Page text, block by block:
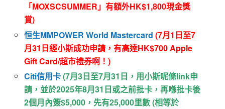
「MOXSCSUMMER」有額外HK$1,800現金獎
賞)
恒生MMPOWER World Mastercard(7月1日至7
月31日經小斯成功申請，有高達HK$700 Apple
Gift Card/超市禮券啊！)
Citi信用卡(7月3日至7月31日，用小斯呢條link申
請，並於2025年8月31日或之前批卡，再喺批卡後
2個月內簽$5,000，先有25,000里數 (相等於